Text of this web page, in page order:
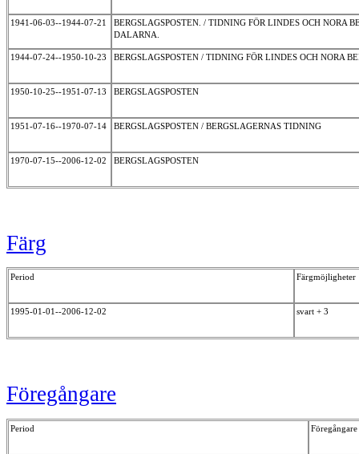
1941-06-03--1944-07-21
BERGSLAGSPOSTEN. / TIDNING FÖR LINDES OCH NORA
DALARNA.
1944-07-24--1950-10-23 BERGSLAGSPOSTEN / TIDNING FÖR LINDES OCH NORA
1950-10-25--1951-07-13 BERGSLAGSPOSTEN
1951-07-16--1970-07-14 BERGSLAGSPOSTEN / BERGSLAGERNAS TIDNING
1970-07-15--2006-12-02 BERGSLAGSPOSTEN
Färg
Period Färgmöjligheter
1995-01-01--2006-12-02 svart + 3
Föregångare
Period Föregångare